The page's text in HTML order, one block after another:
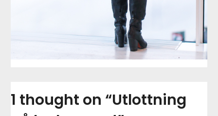
1 thought on “Utlottning